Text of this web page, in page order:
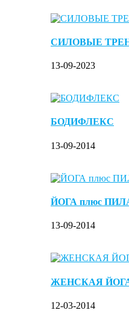
СИЛОВЫЕ
13-09-2023
БОДИФЛЕКС
13-09-2014
ЙОГА плюс
13-09-2014
ЖЕНСКАЯ
12-03-2014